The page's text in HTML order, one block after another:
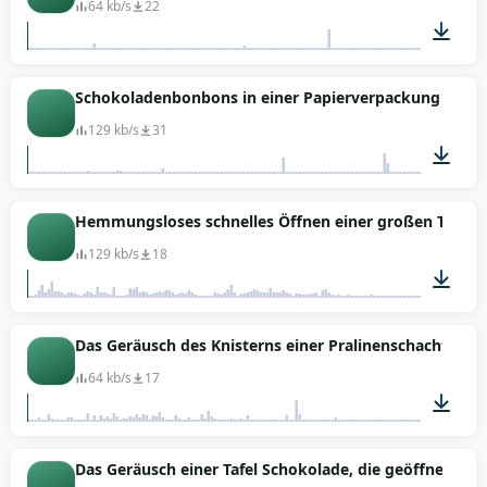
64 kb/s 22
00:07
Schokoladenbonbons in einer Papierverpackung
129 kb/s 31
00:02
Hemmungsloses schnelles Öffnen einer großen Tafel
129 kb/s 18
00:03
Das Geräusch des Knisterns einer Pralinenschachtel
64 kb/s 17
00:08
Das Geräusch einer Tafel Schokolade, die geöffnet